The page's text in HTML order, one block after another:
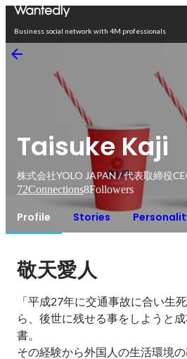
Business social network with 4M professionals
Taisuke Kaji
株式会社YOLO JAPAN / 代表取締役
72Connections8Followers
Profile Stories
敬天愛人
「平成27年に交通事故に合い生
ら、後世に残せる事をしようと
書。
その経験から外国人の生活環境